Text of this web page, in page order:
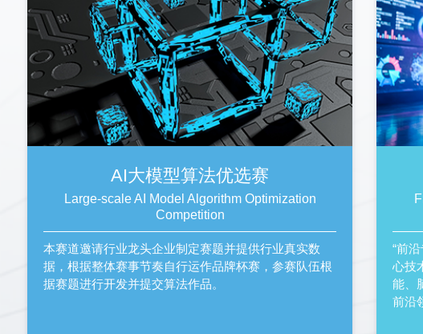
AI大模型算法优选赛
Large-scale AI Model Algorithm Optimization
Competition
本赛道邀请行业龙头企业制定赛题并提供行业真实数
据，根据整体赛事节奏自行运作品牌杯赛，参赛队伍根
据赛题进行开发并提交算法作品。
“前
心技
能、
前沿